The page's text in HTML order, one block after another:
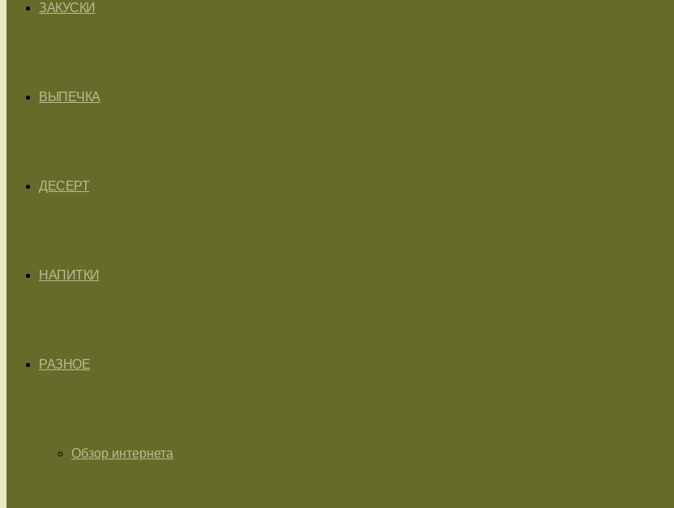
ЗАКУСКИ
ВЫПЕЧКА
ДЕСЕРТ
НАПИТКИ
РАЗНОЕ
Обзор интернета